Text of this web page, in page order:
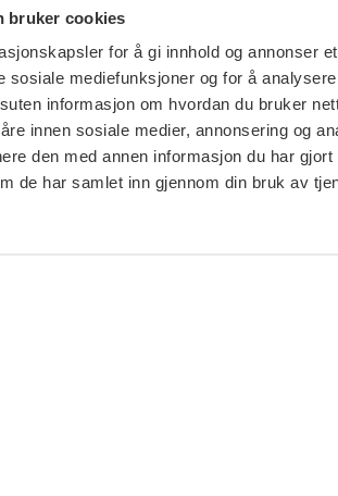
bruker cookies
for å gi innhold og annonser
sosiale mediefunksjoner og for å
informasjon om hvordan du bruker
innen sosiale medier, annonsering og
den med annen informasjon du har gjort
de har samlet inn gjennom din bruk av
31. mai – fredag 2. juni
14. juni – fredag 16. juni
det, får i tillegg mulighet til en
på 45 minutter i
Her får du mulighet til å drøfte ulike
en erfaren fagperson. Du får råd
Du kan også bruke timen til å